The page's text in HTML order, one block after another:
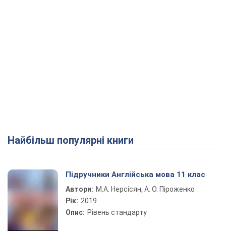
Найбільш популярні книги
Підручники Англійська мова 11 клас
Автори: М.А. Нерсісян, А. О. Піроженко
Рік: 2019
Опис: Рівень стандарту